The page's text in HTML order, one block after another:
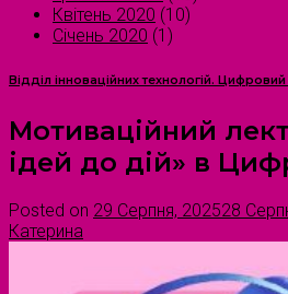
Квітень 2020 (10)
Січень 2020 (1)
Відділ інноваційних технологій. Цифровий
Мотиваційний
ідей до дій» в
Posted on 29 Серпня, 202528
Катерина